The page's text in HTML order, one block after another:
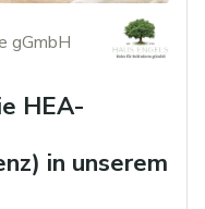
gGmbH
HEA-
in unserem